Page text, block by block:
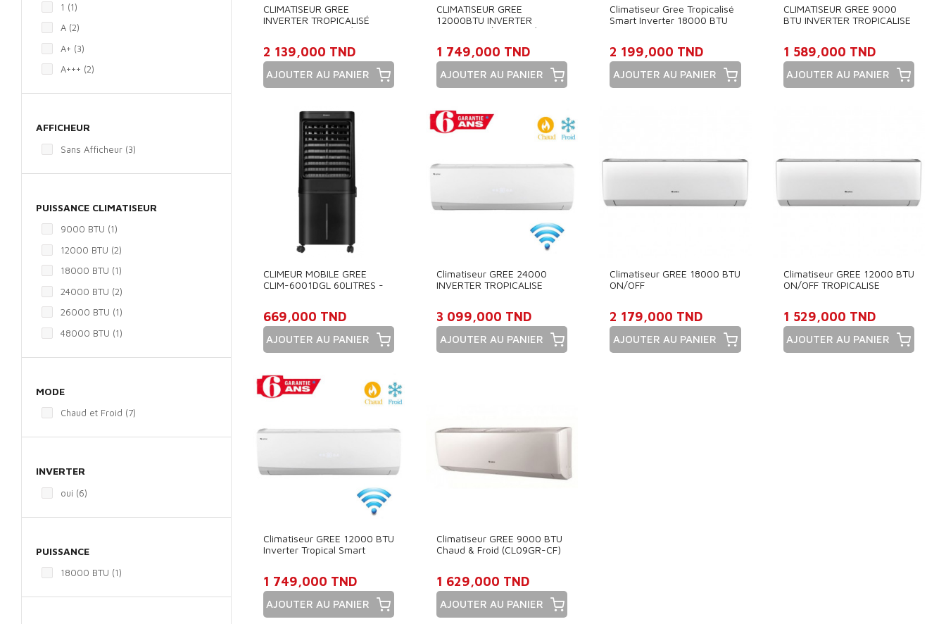
1 (1)
A (2)
A+ (3)
A+++ (2)
AFFICHEUR
Sans Afficheur (3)
PUISSANCE CLIMATISEUR
9000 BTU (1)
12000 BTU (2)
18000 BTU (1)
24000 BTU (2)
26000 BTU (1)
48000 BTU (1)
MODE
Chaud et Froid (7)
INVERTER
oui (6)
PUISSANCE
18000 BTU (1)
CLIMATISEUR GREE
INVERTER TROPICALISÉ
18000 BTU CHAUD/FROID
2 139,000 TND
AJOUTER AU PANIER
CLIMATISEUR GREE
12000BTU INVERTER
TROPICALISÉ SMART /
1 749,000 TND
AJOUTER AU PANIER
Climatiseur Gree Tropicalisé
Smart Inverter 18000 BTU
2 199,000 TND
AJOUTER AU PANIER
CLIMATISEUR GREE 9000
BTU INVERTER TROPICALISE
1 589,000 TND
AJOUTER AU PANIER
CLIMEUR MOBILE GREE
CLIM-6001DGL 60LITRES -
669,000 TND
AJOUTER AU PANIER
Climatiseur GREE 24000
INVERTER TROPICALISE
3 099,000 TND
AJOUTER AU PANIER
Climatiseur GREE 18000 BTU
ON/OFF
2 179,000 TND
AJOUTER AU PANIER
Climatiseur GREE 12000 BTU
ON/OFF TROPICALISE
1 529,000 TND
AJOUTER AU PANIER
Climatiseur GREE 12000 BTU
Inverter Tropical Smart
1 749,000 TND
AJOUTER AU PANIER
Climatiseur GREE 9000 BTU
Chaud & Froid (CL09GR-CF)
1 629,000 TND
AJOUTER AU PANIER